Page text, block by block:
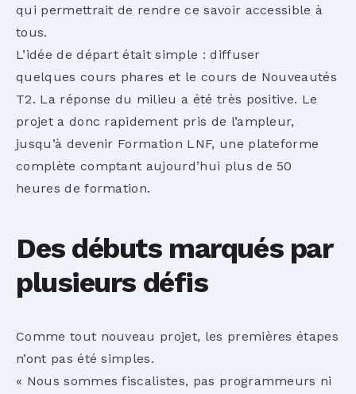
qui permettrait de rendre ce savoir accessible à
tous.
L’idée de départ était simple : diffuser
quelques cours phares et le cours de Nouveautés
T2. La réponse du milieu a été très positive. Le
projet a donc rapidement pris de l’ampleur,
jusqu’à devenir Formation LNF, une plateforme
complète comptant aujourd’hui plus de 50
heures de formation.
Des débuts marqués par
plusieurs défis
Comme tout nouveau projet, les premières étapes
n’ont pas été simples.
« Nous sommes fiscalistes, pas programmeurs ni